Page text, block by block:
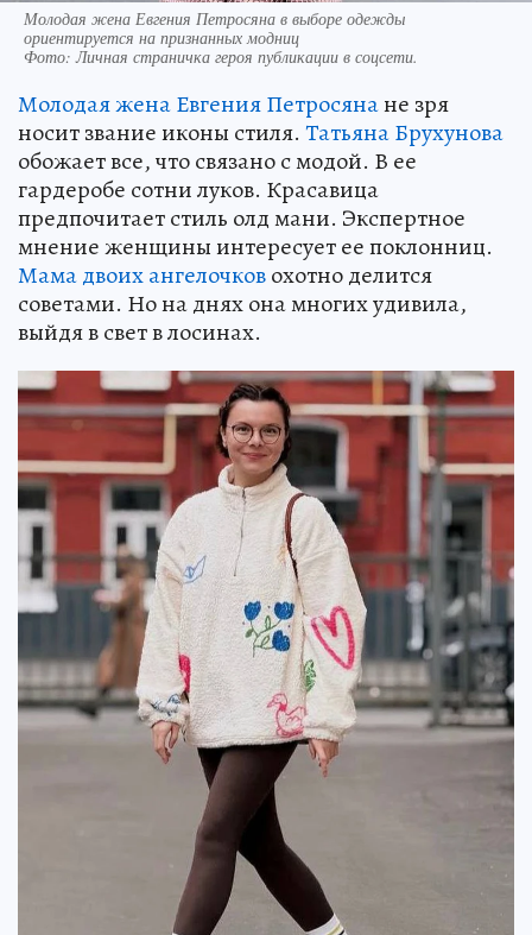
Молодая жена Евгения Петросяна в выборе одежды
ориентируется на признанных модниц
Фото:Личная страничка героя публикации в соцсети.
Молодая жена Евгения Петросянане зря
носит звание иконы стиля. Татьяна Брухунова
обожает все, что связано с модой. В ее
гардеробе сотни луков. Красавица
предпочитает стиль олд мани. Экспертное
мнение женщины интересует ее поклонниц.
Мама двоих ангелочковохотно делится
советами. Но на днях она многих удивила,
выйдя в свет в лосинах.